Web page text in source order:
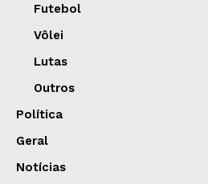
Futebol
Vôlei
Lutas
Outros
Política
Geral
Notícias